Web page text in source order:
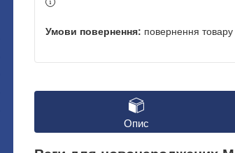
повернення
Опис